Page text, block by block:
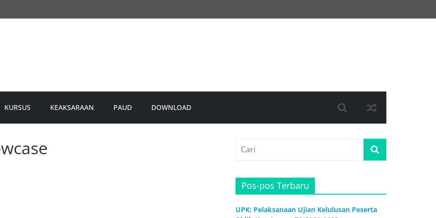
KURSUS KEAKSARAAN PAUD DOWNLOAD
Pos-pos Terbaru
UPK: Pelaksanaan Ujian Kelulusan Peserta